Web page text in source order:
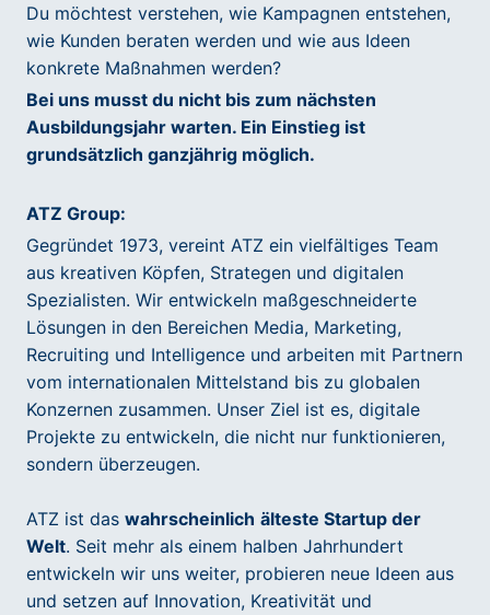
Du möchtest verstehen, wie Kampagnen entstehen,
wie Kunden beraten werden und wie aus Ideen
konkrete Maßnahmen werden?
Bei uns musst du nicht bis zum nächsten
Ausbildungsjahr warten. Ein Einstieg ist
grundsätzlich ganzjährig möglich.
ATZ Group:
Gegründet 1973, vereint ATZ ein vielfältiges Team
aus kreativen Köpfen, Strategen und digitalen
Spezialisten. Wir entwickeln maßgeschneiderte
Lösungen in den Bereichen Media, Marketing,
Recruiting und Intelligence und arbeiten mit Partnern
vom internationalen Mittelstand bis zu globalen
Konzernen zusammen. Unser Ziel ist es, digitale
Projekte zu entwickeln, die nicht nur funktionieren,
sondern überzeugen.
ATZ ist das wahrscheinlich älteste Startup der
Welt. Seit mehr als einem halben Jahrhundert
entwickeln wir uns weiter, probieren neue Ideen aus
und setzen auf Innovation, Kreativität und